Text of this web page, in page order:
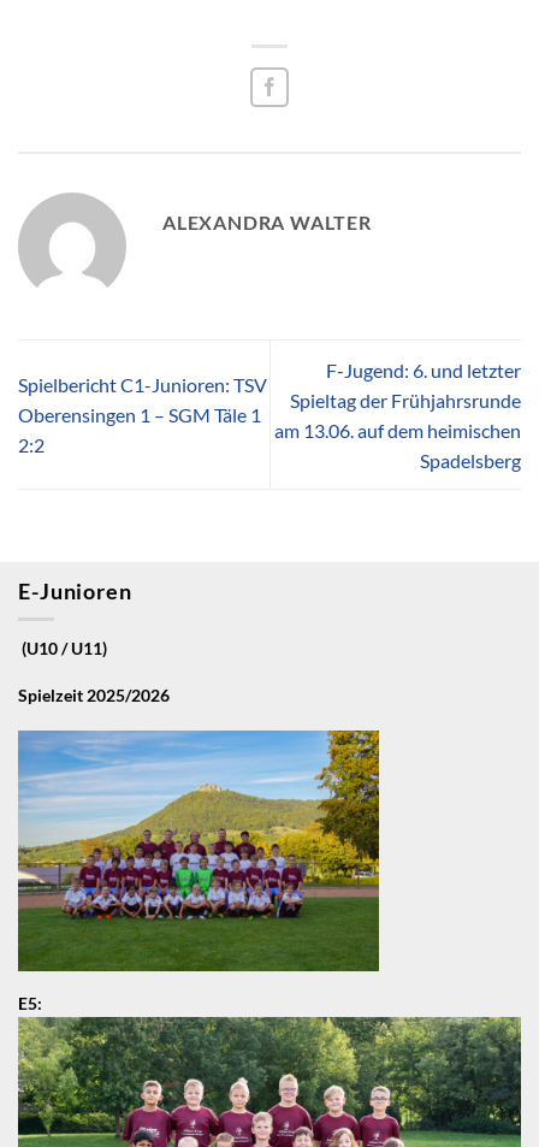
ALEXANDRA WALTER
Spielbericht C1-Junioren: TSV
Oberensingen 1 – SGM Täle 1
2:2
F-Jugend: 6. und letzter
Spieltag der Frühjahrsrunde
am 13.06. auf dem heimischen
Spadelsberg
E-Junioren
(U10 / U11)
Spielzeit 2025/2026
E5: